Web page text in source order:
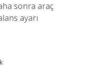
sonra araç
ayarı